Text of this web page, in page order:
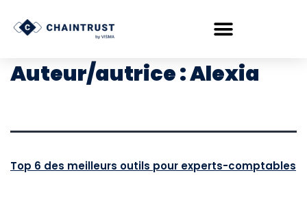
Auteur/autrice :Alexia
Top 6 des meilleurs outils pour experts-comptables